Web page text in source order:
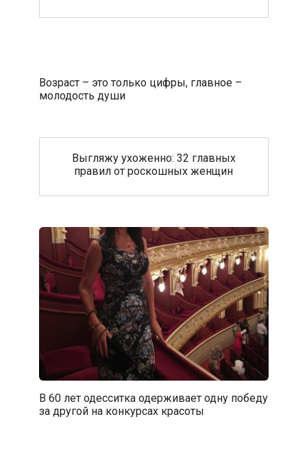
Возраст – это только цифры, главное –
молодость души
Выгляжу ухоженно: 32 главных
правил от роскошных женщин
В 60 лет одесситка одерживает одну победу
за другой на конкурсах красоты